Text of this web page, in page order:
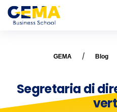
GEMA Blog
Segretaria di